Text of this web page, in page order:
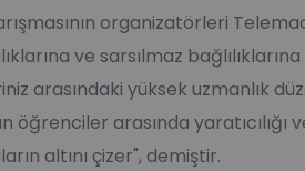
organizatörleri
ve sarsılmaz
arasındaki yüksek uzmanlık
öğrenciler arasında
altını çizer", demiştir.